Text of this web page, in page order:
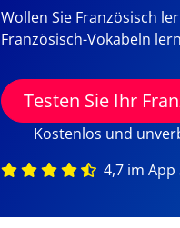
Wollen Sie Französisch
Französisch-Vokabeln
Testen Sie Ihr
Kostenlos und
4,7 im